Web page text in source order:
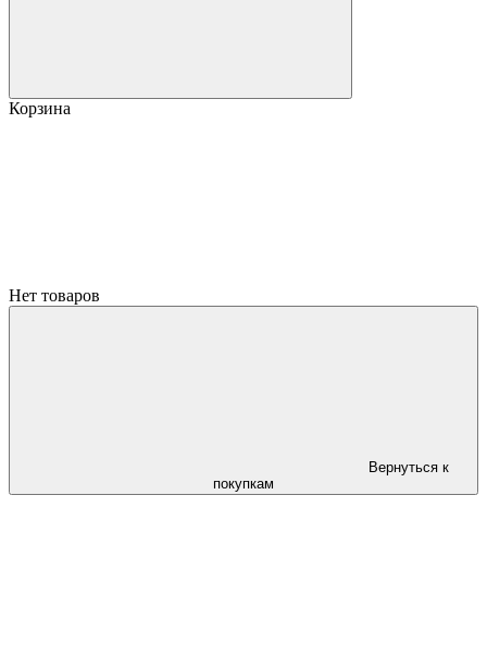
Корзина
Нет товаров
Вернуться к
покупкам